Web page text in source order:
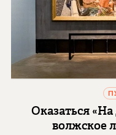
Оказаться
волжское